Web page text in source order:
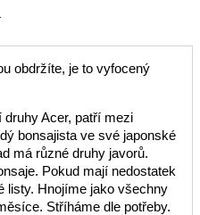
obdržíte, je to vyfocený
Acer, patří mezi
bonsajista ve své japonské
má různé druhy javorů.
Pokud mají nedostatek
listy. Hnojíme jako všechny
Stříháme dle potřeby.